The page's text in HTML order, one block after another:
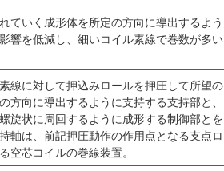
ていく成形体を所定の方向に導出するよう
響を低減し、細いコイル素線で巻数が多い
線に対して押込みロールを押圧して所望の
向に導出するように支持する支持部と、
旋状に周回するように成形する制御部とを
軸は、前記押圧動作の作用点となる支点ロ
空芯コイルの巻線装置。